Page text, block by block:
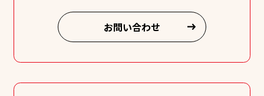
お問い合わせ